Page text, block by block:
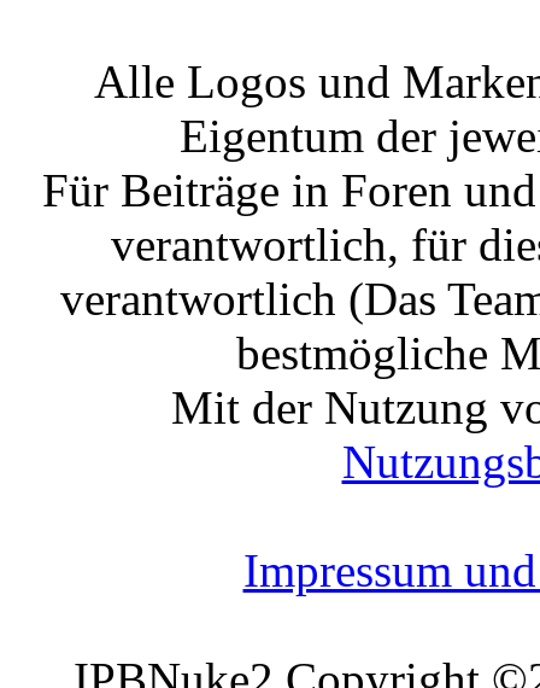
Alle Logos und
Eigentum der
Für Beiträge in Foren
verantwortlich, für
verantwortlich (Das
bestmögliche
Mit der Nutzung
Impressum